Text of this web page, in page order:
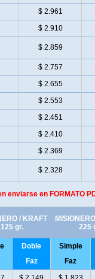
$ 2.961
$ 2.910
$ 2.859
$ 2.757
$ 2.655
$ 2.553
$ 2.451
$ 2.410
$ 2.369
$ 2.328
enviarse en FORMATO
/ KRAFT
125 gr.
225
Doble
Faz
Simple
Faz